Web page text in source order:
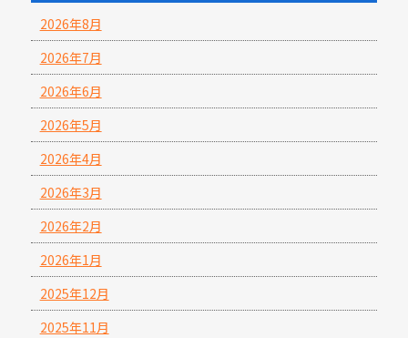
2026年8月
2026年7月
2026年6月
2026年5月
2026年4月
2026年3月
2026年2月
2026年1月
2025年12月
2025年11月